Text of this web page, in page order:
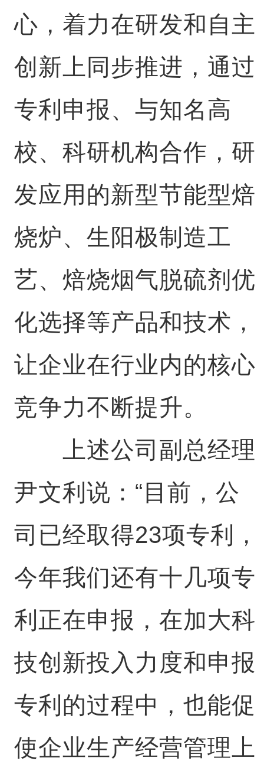
心，着力在研发和自主
创新上同步推进，通过
专利申报、与知名高
校、科研机构合作，研
发应用的新型节能型焙
烧炉、生阳极制造工
艺、焙烧烟气脱硫剂优
化选择等产品和技术，
让企业在行业内的核心
竞争力不断提升。
上述公司副总经理
尹文利说：“目前，公
司已经取得23项专利，
今年我们还有十几项专
利正在申报，在加大科
技创新投入力度和申报
专利的过程中，也能促
使企业生产经营管理上